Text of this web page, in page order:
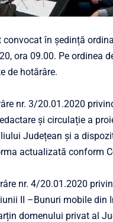
convocat în ședință
ora 09.00. Pe ordinea
de hotărâre.
nr. 3/20.01.2020
și circulație a
Județean și a
actualizată conform
nr. 4/20.01.2020
II –Bunuri mobile din
domenului privat al